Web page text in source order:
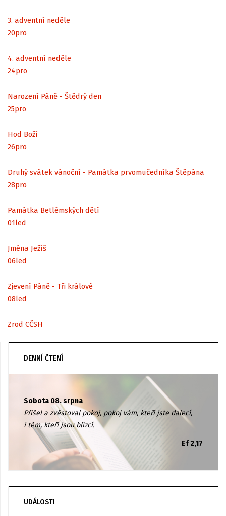
3. adventní neděle
20pro
4. adventní neděle
24pro
Narození Páně - Štědrý den
25pro
Hod Boží
26pro
Druhý svátek vánoční - Památka prvomučedníka Štěpána
28pro
Památka Betlémských dětí
01led
Jména Ježíš
06led
Zjevení Páně - Tři králové
08led
Zrod CČSH
DENNÍ ČTENÍ
Sobota 08. srpna
Přišel a zvěstoval pokoj, pokoj vám, kteří jste dalecí,
i těm, kteří jsou blízcí.
Ef 2,17
UDÁLOSTI